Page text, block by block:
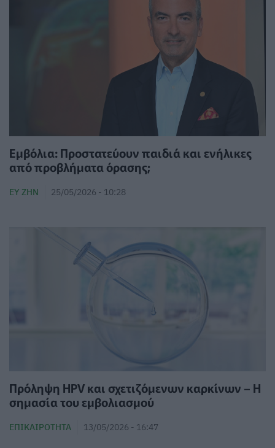
Εμβόλια: Προστατεύουν παιδιά και ενήλικες
από προβλήματα όρασης;
ΕΥ ΖΗΝ 25/05/2026 - 10:28
Πρόληψη HPV και σχετιζόμενων καρκίνων – Η
σημασία του εμβολιασμού
ΕΠΙΚΑΙΡΌΤΗΤΑ 13/05/2026 - 16:47